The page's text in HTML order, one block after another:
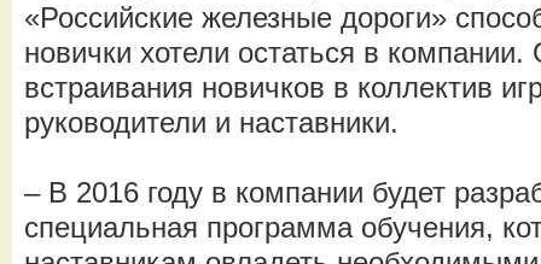
«Российские железные дороги»
новички хотели остаться в
встраивания новичков в коллектив
руководители и наставники.
– В 2016 году в компании будет
специальная программа обучения,